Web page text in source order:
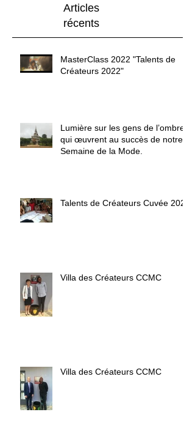
Articles
récents
MasterClass 2022 "Talents de
Créateurs 2022"
Lumière sur les gens de l’ombre
qui œuvrent au succès de notre
Semaine de la Mode.
Talents de Créateurs Cuvée 2020
Villa des Créateurs CCMC
Villa des Créateurs CCMC